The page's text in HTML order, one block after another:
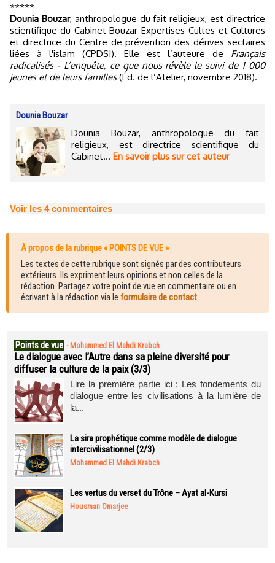
*****
Dounia Bouzar, anthropologue du fait religieux, est directrice
scientifique du Cabinet Bouzar-Expertises-Cultes et Cultures
et directrice du Centre de prévention des dérives sectaires
liées à l'islam (CPDSI). Elle est l’auteure de Français
radicalisés - L’enquête, ce que nous révèle le suivi de 1 000
jeunes et de leurs familles(Éd. de l’Atelier, novembre 2018).
Dounia Bouzar
Dounia Bouzar, anthropologue du fait
religieux, est directrice scientifique du
Cabinet... En savoir plus sur cet auteur
Voir les 4commentaires
À propos de la rubrique « POINTS DE VUE »
Les textes de cette rubrique sont signés par des contributeurs
extérieurs. Ils expriment leurs opinions et non celles de la
rédaction. Partagez votre point de vue en commentaire ou en
écrivant à la rédaction via le formulaire de contact.
Points de vue - Mohammed El Mahdi Krabch
Le dialogue avec l’Autre dans sa pleine diversité pour
diffuser la culture de la paix (3/3)
Lire la première partie ici : Les fondements du
dialogue entre les civilisations à la lumière de
la...
La sira prophétique comme modèle de dialogue
intercivilisationnel (2/3)
Mohammed El Mahdi Krabch
Les vertus du verset du Trône – Ayat al-Kursi
Housman Omarjee